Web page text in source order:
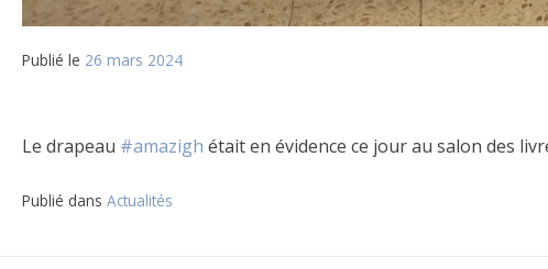
Publié le 26 mars 2024
Le drapeau #amazigh était en évidence ce jour au salon des
Publié dans Actualités